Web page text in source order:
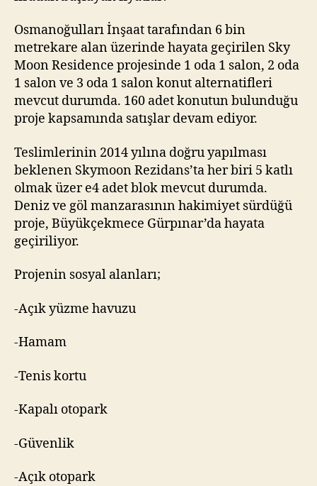
Osmanoğulları İnşaat tarafından 6 bin
metrekare alan üzerinde hayata geçirilen Sky
Moon Residence projesinde 1 oda 1 salon, 2 oda
1 salon ve 3 oda 1 salon konut alternatifleri
mevcut durumda. 160 adet konutun bulunduğu
proje kapsamında satışlar devam ediyor.
Teslimlerinin 2014 yılına doğru yapılması
beklenen Skymoon Rezidans’ta her biri 5 katlı
olmak üzer e4 adet blok mevcut durumda.
Deniz ve göl manzarasının hakimiyet sürdüğü
proje, Büyükçekmece Gürpınar’da hayata
geçiriliyor.
Projenin sosyal alanları;
-Açık yüzme havuzu
-Hamam
-Tenis kortu
-Kapalı otopark
-Güvenlik
-Açık otopark